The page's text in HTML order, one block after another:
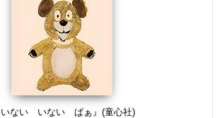
いない いない ばぁ』(童心社)